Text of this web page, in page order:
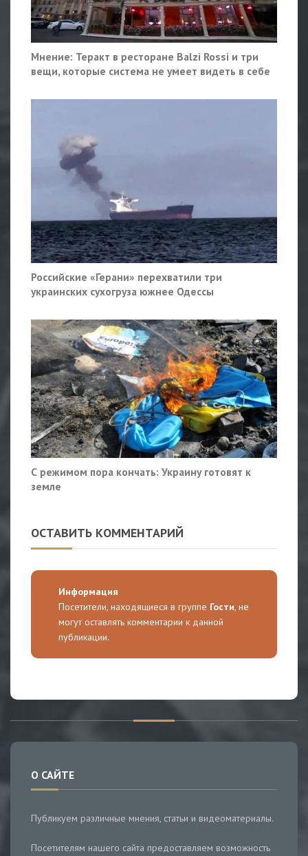
Мнение: Теракт в ресторане Balzi Rossi и три
вещи, которые система не умеет видеть в себе
Российские «Герани» перехватили три
украинских сухогруза южнее Одессы
С режимом пора кончать: Украину готовят к
земле
ОСТАВИТЬ КОММЕНТАРИЙ
Информация
Посетители, находящиеся в группе Гости, не
могут оставлять комментарии к данной
публикации.
О САЙТЕ
Публикуем различные мнения, статьи и видеоматериалы.
Посетителям нашего сайта предоставляем возможность